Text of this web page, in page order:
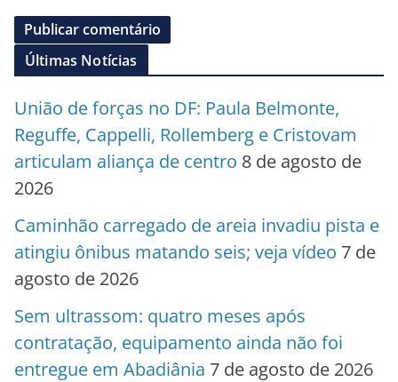
Últimas Notícias
União de forças no DF: Paula Belmonte,
Reguffe, Cappelli, Rollemberg e Cristovam
articulam aliança de centro 8 de agosto de
2026
Caminhão carregado de areia invadiu pista e
atingiu ônibus matando seis; veja vídeo 7 de
agosto de 2026
Sem ultrassom: quatro meses após
contratação, equipamento ainda não foi
entregue em Abadiânia 7 de agosto de 2026